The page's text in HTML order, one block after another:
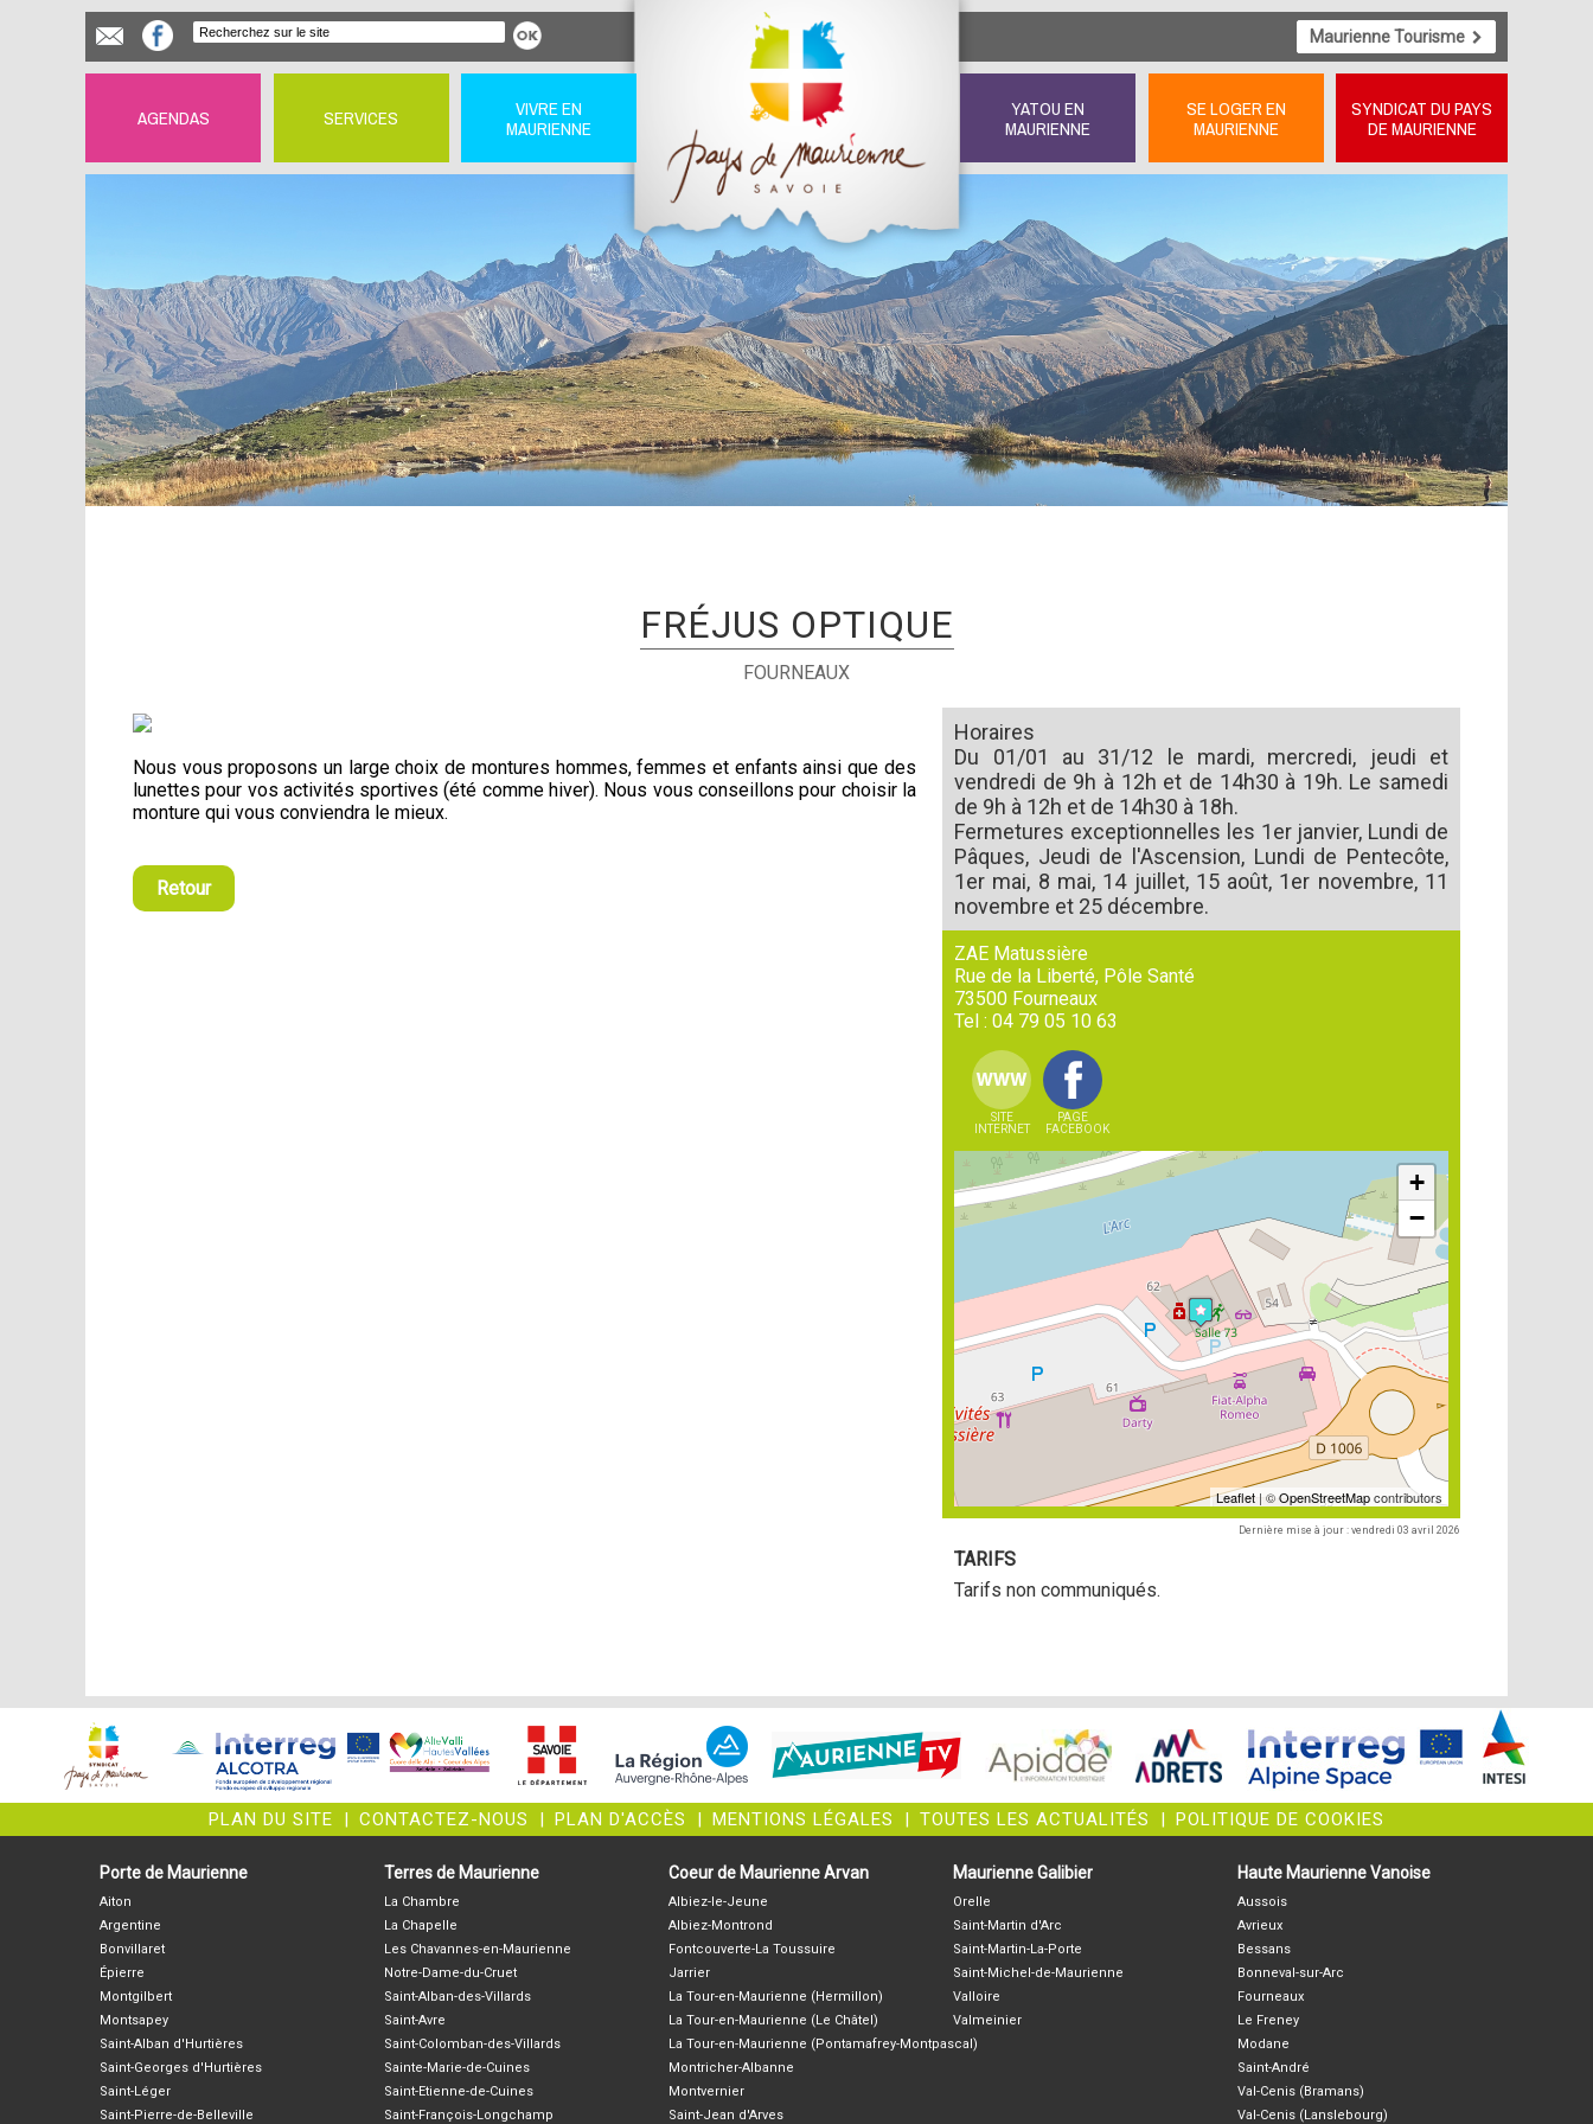
Maurienne Tourisme
AGENDAS SERVICES
VIVRE EN
MAURIENNE
YATOU EN
MAURIENNE
SE LOGER EN
MAURIENNE
SYNDICAT DU PAYS
DE MAURIENNE
FRÉJUS OPTIQUE
FOURNEAUX
Nous vous proposons un large choix de montures hommes, femmes et enfants ainsi que des
lunettes pour vos activités sportives (été comme hiver). Nous vous conseillons pour choisir la
monture qui vous conviendra le mieux.
Retour
Horaires
Du 01/01 au 31/12 le mardi, mercredi, jeudi et
vendredi de 9h à 12h et de 14h30 à 19h. Le samedi
de 9h à 12h et de 14h30 à 18h.
Fermetures exceptionnelles les 1er janvier, Lundi de
Pâques, Jeudi de l'Ascension, Lundi de Pentecôte,
1er mai, 8 mai, 14 juillet, 15 août, 1er novembre, 11
novembre et 25 décembre.
ZAE Matussière
Rue de la Liberté, Pôle Santé
73500 Fourneaux
Tel : 04 79 05 10 63
SITE
INTERNET
PAGE
FACEBOOK
+
−
Leaflet| ©OpenStreetMapcontributors
Dernière mise à jour : vendredi 03 avril 2026
TARIFS
Tarifs non communiqués.
PLAN DU SITE | CONTACTEZ-NOUS | PLAN D'ACCÈS | MENTIONS LÉGALES | TOUTES LES ACTUALITÉS | POLITIQUE DE COOKIES
Porte de Maurienne
Aiton
Argentine
Bonvillaret
Épierre
Montgilbert
Montsapey
Saint-Alban d'Hurtières
Saint-Georges d'Hurtières
Saint-Léger
Saint-Pierre-de-Belleville
Terres de Maurienne
La Chambre
La Chapelle
Les Chavannes-en-Maurienne
Notre-Dame-du-Cruet
Saint-Alban-des-Villards
Saint-Avre
Saint-Colomban-des-Villards
Sainte-Marie-de-Cuines
Saint-Etienne-de-Cuines
Saint-François-Longchamp
Coeur de Maurienne Arvan
Albiez-le-Jeune
Albiez-Montrond
Fontcouverte-La Toussuire
Jarrier
La Tour-en-Maurienne (Hermillon)
La Tour-en-Maurienne (Le Châtel)
La Tour-en-Maurienne (Pontamafrey-Montpascal)
Montricher-Albanne
Montvernier
Saint-Jean d'Arves
Maurienne Galibier
Orelle
Saint-Martin d'Arc
Saint-Martin-La-Porte
Saint-Michel-de-Maurienne
Valloire
Valmeinier
Haute Maurienne Vanoise
Aussois
Avrieux
Bessans
Bonneval-sur-Arc
Fourneaux
Le Freney
Modane
Saint-André
Val-Cenis (Bramans)
Val-Cenis (Lanslebourg)